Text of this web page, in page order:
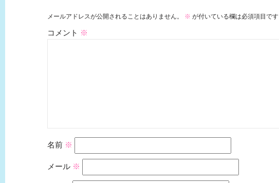
メールアドレスが公開されることはありません。 ※ が付いている欄は必須項目です
コメント ※
名前 ※
メール ※